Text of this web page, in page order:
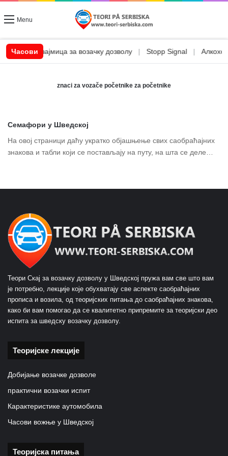
Menu
Часови
CSN позајмица за возачку дозволу Stopp Signal
znaci za vozače početnike za početnike
Семафори у Шведској
На овој страници даћу укратко објашњење свих саобраћајних
знакова и табли који се постављају на путу, на шта се деле…
Теори Скај за возачку дозволу у Шведској пружа вам све што вам
је потребно, лекције које обухватају све аспекте саобраћајних
прописа и возила, од теоријских питања до саобраћајних знакова,
како би вам помогао да се квалитетно припремите за теоријски део
испита за шведску возачку дозволу.
Теоријске лекције
Добијање возачке дозволе
практични возачки испит
Карактеристике аутомобила
Часови вожње у Шведској
Теоријска питања